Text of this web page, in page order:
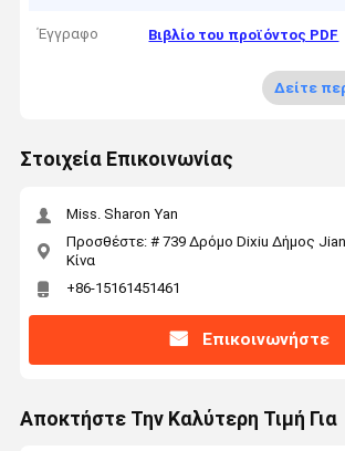
Έγγραφο Βιβλίο του προϊόντος PDF
Δείτε
Στοιχεία Επικοινωνίας
Miss. Sharon Yan
Προσθέστε: # 739 Δρόμο Dixiu Δήμος
Κίνα
+86-15161451461
Επικοινωνήστε
Αποκτήστε Την Καλύτερη Τιμή Για